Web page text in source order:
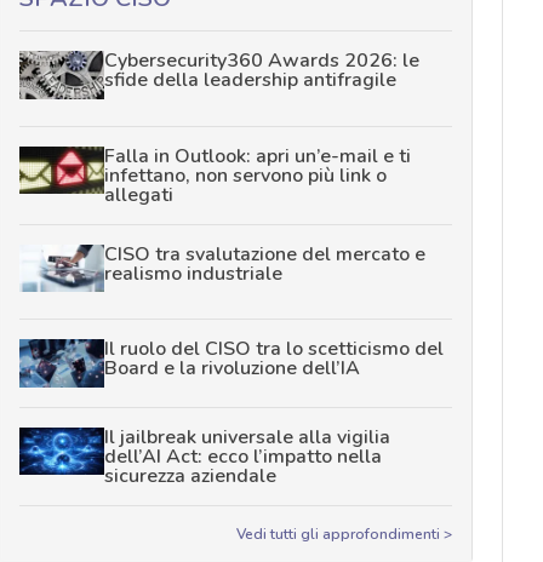
Cybersecurity360 Awards 2026: le
sfide della leadership antifragile
Falla in Outlook: apri un’e-mail e ti
infettano, non servono più link o
allegati
CISO tra svalutazione del mercato e
realismo industriale
Il ruolo del CISO tra lo scetticismo del
Board e la rivoluzione dell’IA
Il jailbreak universale alla vigilia
dell’AI Act: ecco l’impatto nella
sicurezza aziendale
Vedi tutti gli approfondimenti >